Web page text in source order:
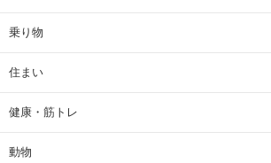
乗り物
住まい
健康・筋トレ
動物